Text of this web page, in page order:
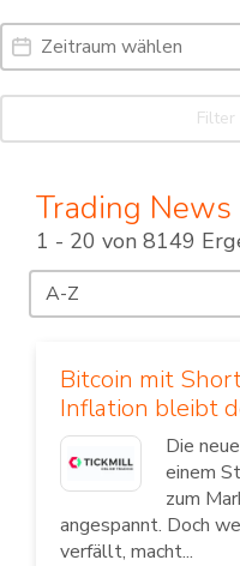
Date Range
Date
Trading News
1 - 20 von 8149
Sortierung
Sort content
Bitcoin mit
Inflation bleibt
Die
einem
zum
angespannt. Doch
verfällt, macht...